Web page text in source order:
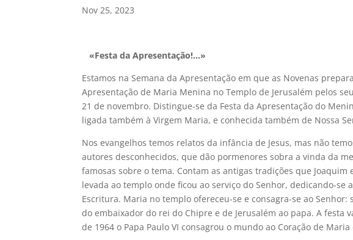
Nov 25, 2023
«Festa da Apresentação!…»
Estamos na Semana da Apresentação em que as Novenas
Apresentação de Maria Menina no Templo de Jerusalém pelos
21 de novembro. Distingue-se da Festa da Apresentação do
ligada também à Virgem Maria, e conhecida também de Nossa
Nos evangelhos temos relatos da infância de Jesus, mas não
autores desconhecidos, que dão pormenores sobra a vinda da
famosas sobre o tema. Contam as antigas tradições que
levada ao templo onde ficou ao serviço do Senhor, dedicando-se
Escritura. Maria no templo ofereceu-se e consagra-se ao
do embaixador do rei do Chipre e de Jerusalém ao papa. A festa
de 1964 o Papa Paulo VI consagrou o mundo ao Coração de